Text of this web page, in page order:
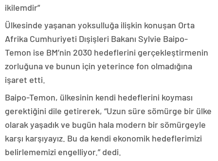
ikilemdir”
Ülkesinde yaşanan yoksulluğa ilişkin konuşan Orta
Afrika Cumhuriyeti Dışişleri Bakanı Sylvie Baipo-
Temon ise BM’nin 2030 hedeflerini gerçekleştirmenin
zorluğuna ve bunun için yeterince fon olmadığına
işaret etti.
Baipo-Temon, ülkesinin kendi hedeflerini koyması
gerektiğini dile getirerek, “Uzun süre sömürge bir ülke
olarak yaşadık ve bugün hala modern bir sömürgeyle
karşı karşıyayız. Bu da kendi ekonomik hedeflerimizi
belirlememizi engelliyor.” dedi.